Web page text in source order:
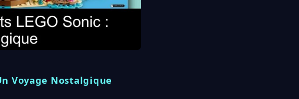
Voyage Nostalgique